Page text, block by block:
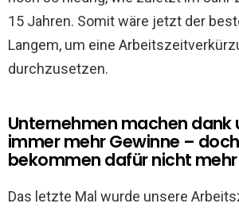
15 Jahren. Somit wäre jetzt der
Langem, um eine
durchzusetzen.
Unternehmen machen dank
immer mehr Gewinne –
bekommen dafür nicht mehr
Das letzte Mal wurde unsere